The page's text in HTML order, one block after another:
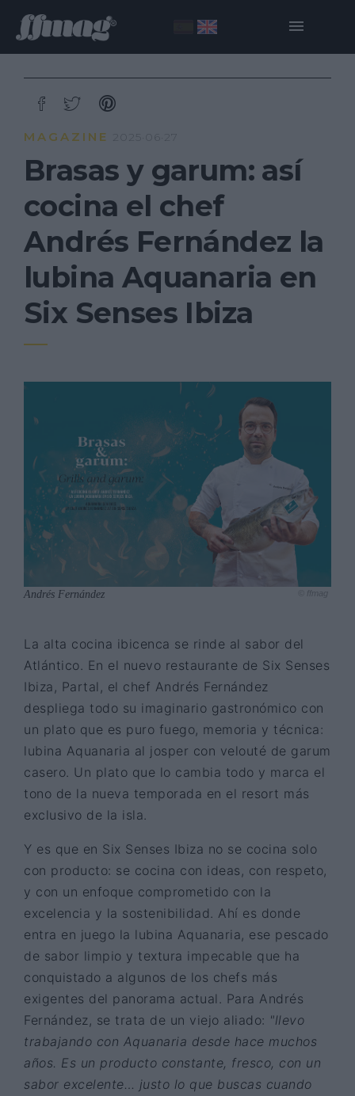
MAGAZINE 2025·06·27
Brasas y garum: así
cocina el chef
Andrés Fernández la
lubina Aquanaria en
Six Senses Ibiza
Andrés Fernández © ffmag
La alta cocina ibicenca se rinde al sabor del
Atlántico. En el nuevo restaurante de Six Senses
Ibiza, Partal, el chef Andrés Fernández
despliega todo su imaginario gastronómico con
un plato que es puro fuego, memoria y técnica:
lubina Aquanaria al josper con velouté de garum
casero. Un plato que lo cambia todo y marca el
tono de la nueva temporada en el resort más
exclusivo de la isla.
Y es que en Six Senses Ibiza no se cocina solo
con producto: se cocina con ideas, con respeto,
y con un enfoque comprometido con la
excelencia y la sostenibilidad. Ahí es donde
entra en juego la lubina Aquanaria, ese pescado
de sabor limpio y textura impecable que ha
conquistado a algunos de los chefs más
exigentes del panorama actual. Para Andrés
Fernández, se trata de un viejo aliado: "llevo
trabajando con Aquanaria desde hace muchos
años. Es un producto constante, fresco, con un
sabor excelente… justo lo que buscas cuando